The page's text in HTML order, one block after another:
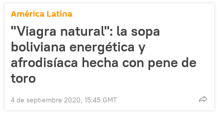
América Latina
"Viagra natural": la sopa
boliviana energética y
afrodisíaca hecha con pene de
toro
4 de septiembre 2020, 15:45 GMT